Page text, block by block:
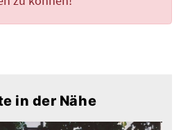
in der Nähe